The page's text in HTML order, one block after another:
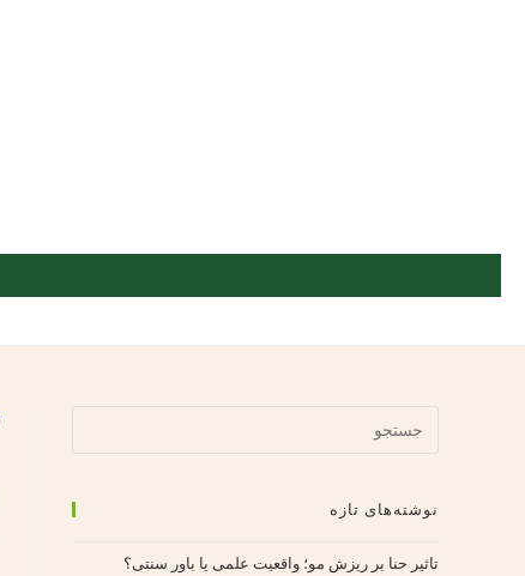
نوشته‌های تازه
تاثیر حنا بر ریزش مو؛ واقعیت علمی یا باور سنتی؟